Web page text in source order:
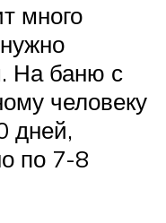
много
На баню с
человеку
дней,
по 7-8